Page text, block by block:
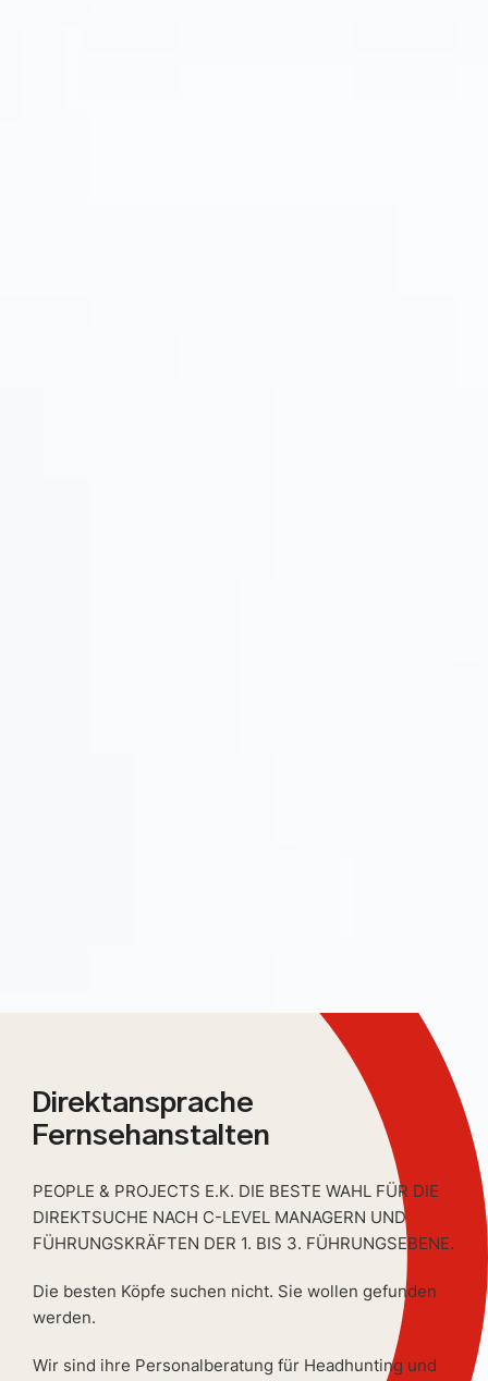
Direktansprache
Fernsehanstalten
PEOPLE & PROJECTS E.K. DIE BESTE WAHL FÜR DIE
DIREKTSUCHE NACH C-LEVEL MANAGERN UND
FÜHRUNGSKRÄFTEN DER 1. BIS 3. FÜHRUNGSEBENE.
Die besten Köpfe suchen nicht. Sie wollen gefunden
werden.
Wir sind ihre Personalberatung für Headhunting und